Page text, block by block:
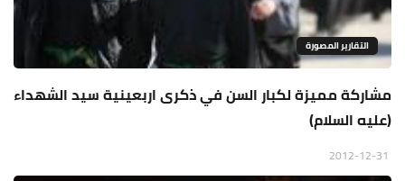
التقارير المصورة
مشاركة مميزة لكبار السن في ذكرى اربعينية سيد الشهداء
(عليه السلام)